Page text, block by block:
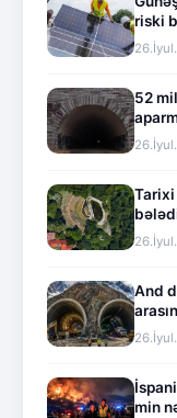
riski
52
Tarixi
And
min